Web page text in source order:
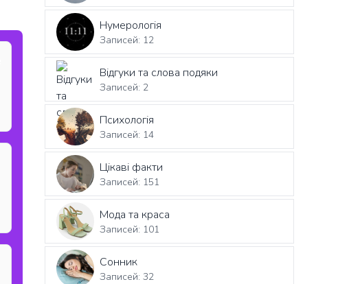
Нумерологія
Записей: 12
Відгуки та слова подяки
Записей: 2
Психологія
Записей: 14
Цікаві факти
Записей: 151
Мода та краса
Записей: 101
Сонник
Записей: 32